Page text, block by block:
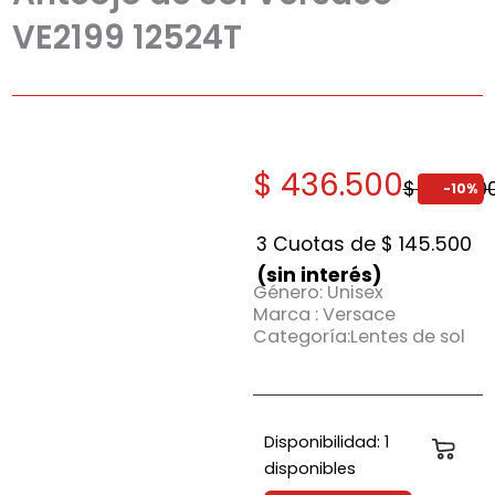
VE2199 12524T
$
El
precio
original
era:
$ 485.000.
$ 436.500
El
precio
actual
es:
$ 436.500.
-10%
3 Cuotas de $ 145.500
(sin interés)
Género: Unisex
Marca : Versace
Categoría:Lentes de sol
Disponibilidad: 1
disponibles
Anteojo
de